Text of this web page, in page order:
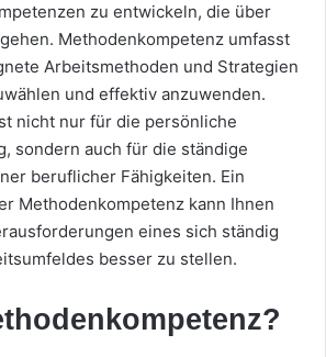
zu entwickeln, die über
Methodenkompetenz umfasst
Arbeitsmethoden und Strategien
und effektiv anzuwenden.
nicht nur für die persönliche
sondern auch für die ständige
beruflicher Fähigkeiten. Ein
Methodenkompetenz kann Ihnen
eines sich ständig
besser zu stellen.